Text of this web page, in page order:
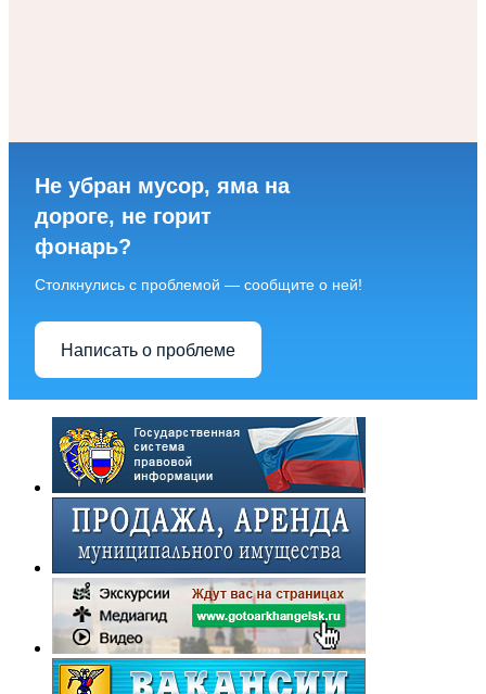
Не убран мусор, яма на
дороге, не горит
фонарь?
Столкнулись с проблемой — сообщите о ней!
Написать о проблеме